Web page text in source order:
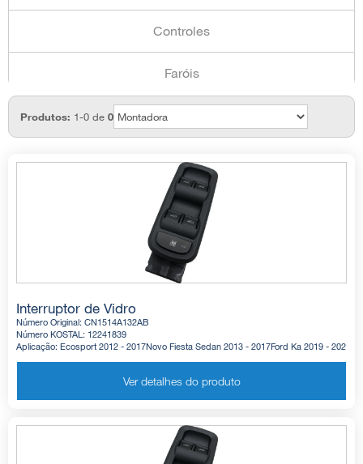
Controles
Faróis
Levantadores de Vidro
Outros
Sensores
Produtos: 1-0 de 0
Interruptor de Vidro
Número Original: CN1514A132AB
Número KOSTAL: 12241839
Aplicação: Ecosport 2012 - 2017Novo Fiesta Sedan 2013 - 2017Ford Ka 2019 - 2021
Ver detalhes do produto